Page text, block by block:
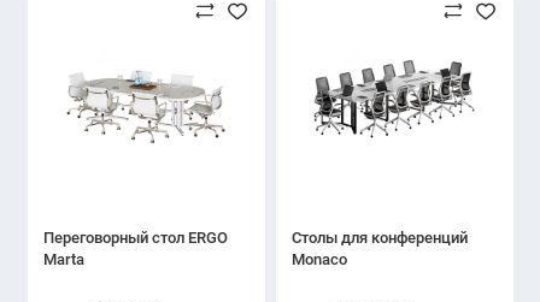
Переговорный стол ERGO
Marta
Столы для конференций
Monaco